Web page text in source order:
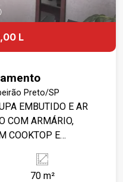
L
Preto/SP
EMBUTIDO E AR
COM ARMÁRIO,
COOKTOP E
70 m²